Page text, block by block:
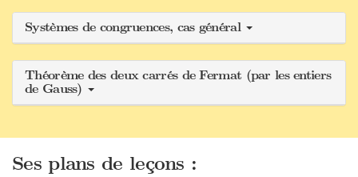
Systèmes de congruences, cas général
Théorème des deux carrés de Fermat (par les entiers
de Gauss)
Ses plans de leçons :